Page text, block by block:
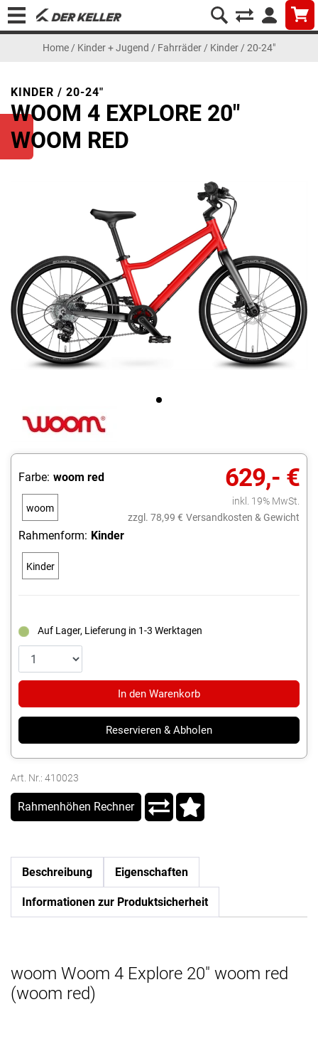
Home / Kinder + Jugend / Fahrräder / Kinder / 20-24"
KINDER / 20-24"
WOOM 4 EXPLORE 20"
WOOM RED
629,- €
inkl. 19% MwSt.
zzgl. 78,99 € Versandkosten & Gewicht
Farbe: woom red
woom
Rahmenform: Kinder
Kinder
Auf Lager, Lieferung in 1-3 Werktagen
In den Warenkorb
Reservieren & Abholen
Art. Nr.: 410023
Rahmenhöhen Rechner
Beschreibung Eigenschaften
Informationen zur Produktsicherheit
woom Woom 4 Explore 20" woom red
(woom red)